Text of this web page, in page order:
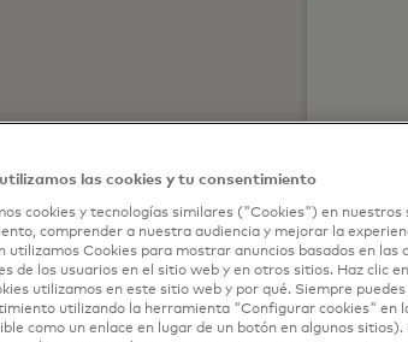
las cookies y tu consentimiento
cookies y tecnologías similares ("Cookies") en
comprender a nuestra audiencia y mejorar la
utilizamos Cookies para mostrar anuncios basados en las
de los usuarios en el sitio web y en otros sitios. Haz clic
utilizamos en este sitio web y por qué. Siempre
utilizando la herramienta "Configurar cookies" en
como un enlace en lugar de un botón en algunos